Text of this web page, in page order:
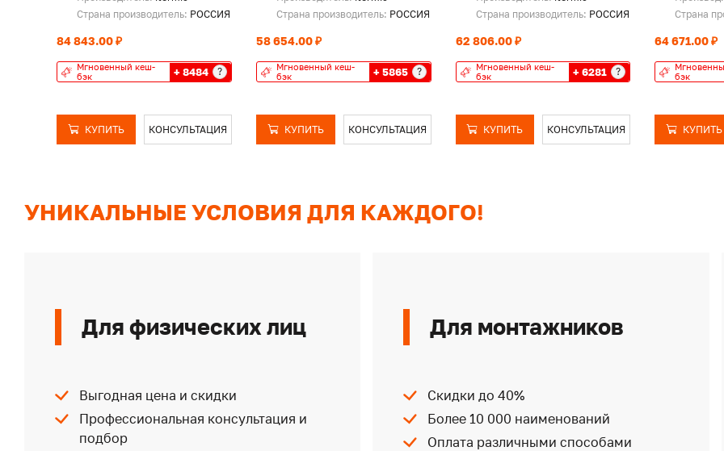
Страна производитель: РОССИЯ
84 843.00 ₽
Мгновенный кеш-
бэк
+ 8484 ?
КУПИТЬ КОНСУЛЬТАЦИЯ
Страна производитель: РОССИЯ
58 654.00 ₽
Мгновенный кеш-
бэк
+ 5865 ?
КУПИТЬ КОНСУЛЬТАЦИЯ
Страна производитель: РОССИЯ
62 806.00 ₽
Мгновенный кеш-
бэк
+ 6281 ?
КУПИТЬ КОНСУЛЬТАЦИЯ
Страна
64 671.00 ₽
бэк
КУПИТЬ
УНИКАЛЬНЫЕ УСЛОВИЯ ДЛЯ КАЖДОГО!
Для физических лиц
Выгодная цена и скидки
Профессиональная консультация и
подбор
Для монтажников
Скидки до 40%
Более 10 000 наименований
Оплата различными способами